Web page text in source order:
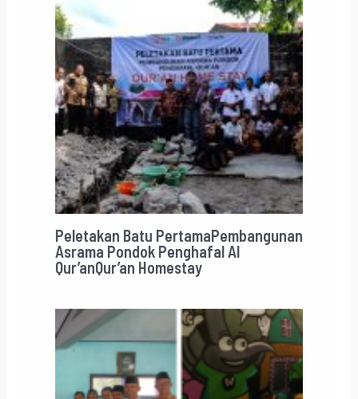
Peletakan Batu PertamaPembangunan
Asrama Pondok Penghafal Al
Qur’anQur’an Homestay